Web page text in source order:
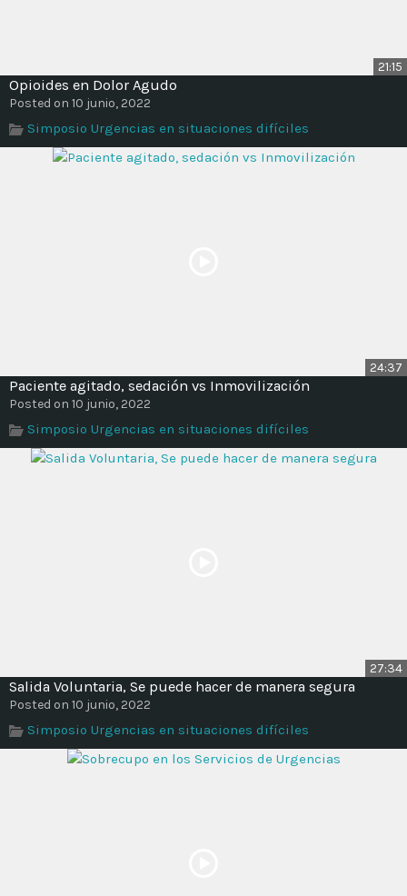
21:15
Opioides en Dolor Agudo
Posted on 10 junio, 2022
Simposio Urgencias en situaciones difíciles
24:37
Paciente agitado, sedación vs Inmovilización
Posted on 10 junio, 2022
Simposio Urgencias en situaciones difíciles
27:34
Salida Voluntaria, Se puede hacer de manera segura
Posted on 10 junio, 2022
Simposio Urgencias en situaciones difíciles